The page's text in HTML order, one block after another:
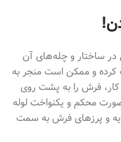
ساختار و چله‌های آن
و ممکن است منجر به
کار، فرش را به پشت روی
محکم و یکنواخت لوله
و پرزهای فرش به سمت